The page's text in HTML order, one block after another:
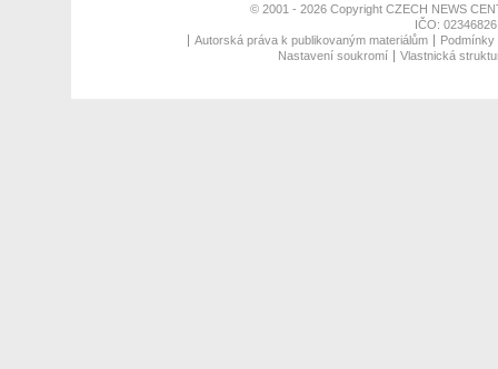
© 2001 - 2026 Copyright CZECH NEWS
IČO:
Autorská práva k publikovaným materiálům
Nastavení soukromí
Vlastnická